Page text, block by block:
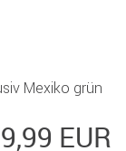
Mexiko grün
EUR